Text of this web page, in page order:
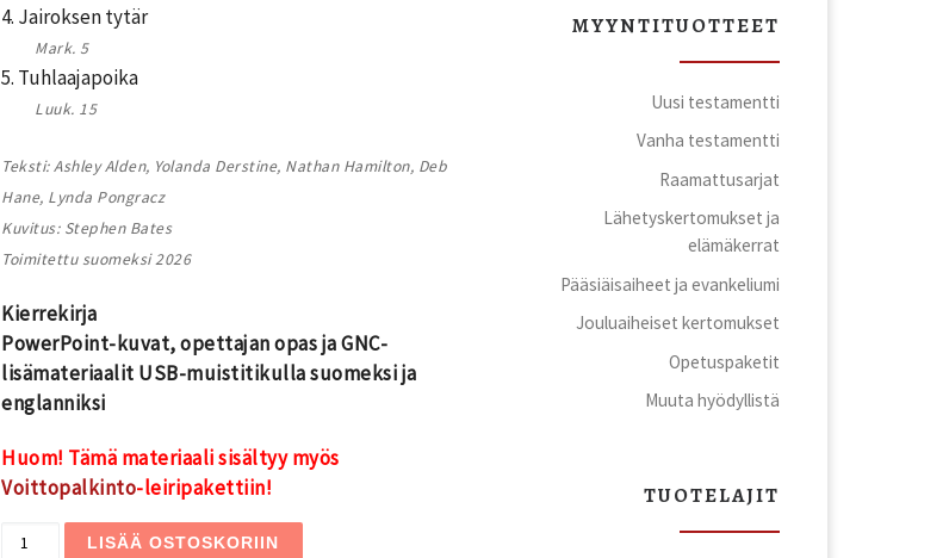
4. Jairoksen tytär
Mark. 5
5. Tuhlaajapoika
Luuk. 15
Teksti: Ashley Alden, Yolanda Derstine, Nathan Hamilton, Deb
Hane, Lynda Pongracz
Kuvitus: Stephen Bates
Toimitettu suomeksi 2026
Kierrekirja
PowerPoint-kuvat, opettajan opas ja GNC-
lisämateriaalit USB-muistitikulla suomeksi ja
englanniksi
Huom! Tämä materiaali sisältyy myös
Voittopalkinto-leiripakettiin!
Yksi tie (uusi) määrä
LISÄÄ OSTOSKORIIN
MYYNTITUOTTEET
Uusi testamentti
Vanha testamentti
Raamattusarjat
Lähetyskertomukset ja
elämäkerrat
Pääsiäisaiheet ja evankeliumi
Jouluaiheiset kertomukset
Opetuspaketit
Muuta hyödyllistä
TUOTELAJIT